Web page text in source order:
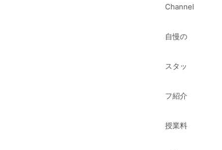
Channel
自慢の
スタッ
フ紹介
授業料